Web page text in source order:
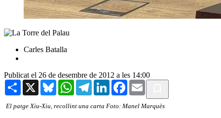
Carles Batalla
Publicat el 26 de desembre de 2012 a les 14:00
Share X BlueskyWhatsAppTelegramLinkedInFacebook
Email
El patge Xiu-Xiu, recollint una carta Foto: Manel Marquès